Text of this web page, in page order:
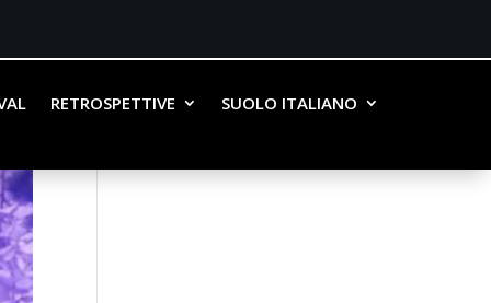
RETROSPETTIVE SUOLO ITALIANO